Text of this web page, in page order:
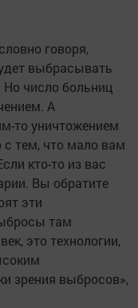
говоря,
выбрасывать
Но число больниц
А
то уничтожением
с тем, что мало вам
кто-то из вас
Вы обратите
эти
там
это технологии,
зрения выбросов»,